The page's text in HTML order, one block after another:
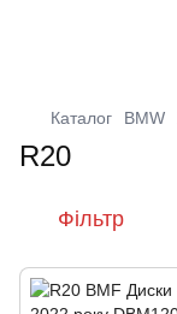
Каталог BMW
R20
Фільтр